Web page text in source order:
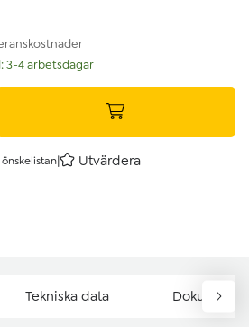
3-4 arbetsdagar
| Utvärdera
Tekniska data Dokument